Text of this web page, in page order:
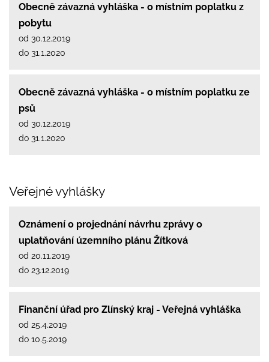
Obecně závazná vyhláška - o místním poplatku z
pobytu
od 30.12.2019
do 31.1.2020
Obecně závazná vyhláška - o místním poplatku ze
psů
od 30.12.2019
do 31.1.2020
Veřejné vyhlášky
Oznámení o projednání návrhu zprávy o
uplatňování územního plánu Žítková
od 20.11.2019
do 23.12.2019
Finanční úřad pro Zlínský kraj - Veřejná vyhláška
od 25.4.2019
do 10.5.2019